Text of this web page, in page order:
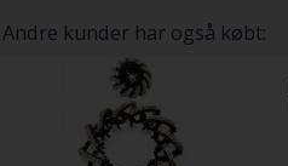
Andre kunder har også købt: